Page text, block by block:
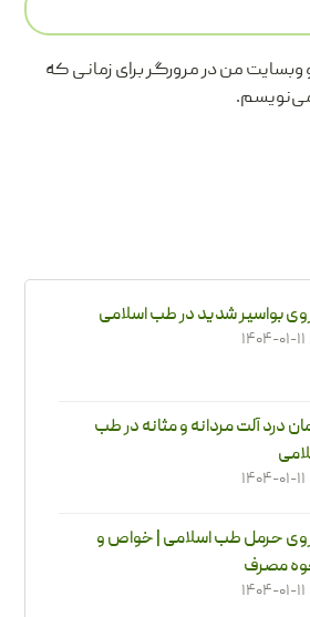
وبسایت من در مرورگر برای زمانی که
بواسیر شدید در طب اسلامی
۱۴۰۴-۰۱-۱۱
درد آلت مردانه و مثانه در طب
۱۴۰۴-۰۱-۱۱
حرمل طب اسلامی | خواص و
مصرف
۱۴۰۴-۰۱-۱۱